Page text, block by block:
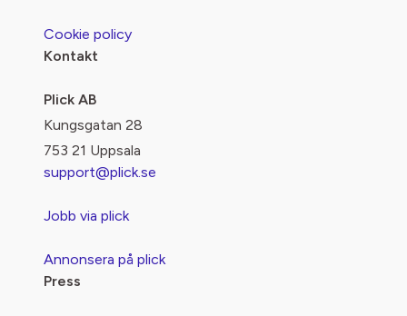
Cookie policy
Kontakt
Plick AB
Kungsgatan 28
753 21 Uppsala
support@plick.se
Jobb via plick
Annonsera på plick
Press